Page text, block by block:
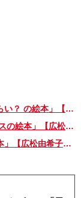
2月のテーマは「すき？ きらい？ の絵本」【広松由希子の今月の絵本・4】
12月のテーマは「クリスマスの絵本」【広松由希子の今月の絵本・2】
12月のテーマは「100の絵本」【広松由希子の今月の絵本・100】